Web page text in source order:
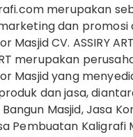
merupakan
dan promosi
Masjid CV. ASSIRY
merupakan
Masjid yang
dan jasa,
Masjid, Jasa
Pembuatan Kaligrafi